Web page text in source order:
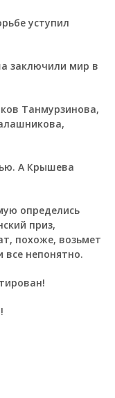
уступил
заключили мир в
Танмурзинова,
А Крышева
определись
приз,
похоже, возьмет
все непонятно.